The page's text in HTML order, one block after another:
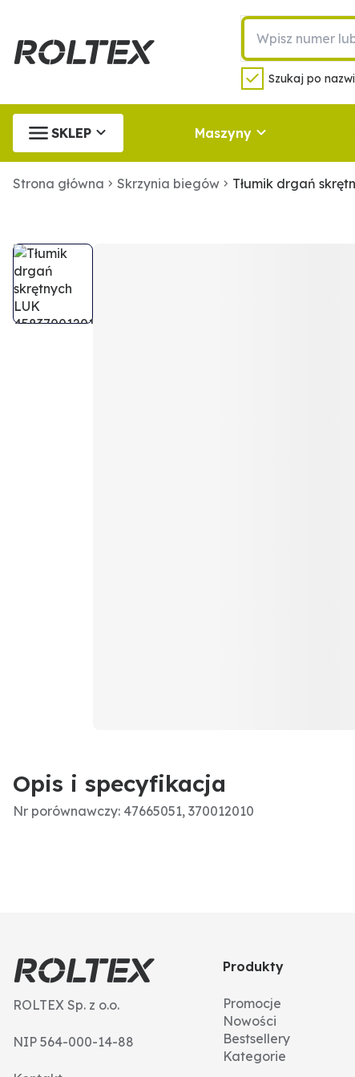
Szukaj po
SKLEP Maszyny
Strona główna Skrzynia biegów Tłumik drgań
Opis i specyfikacja
Nr porównawczy: 47665051, 370012010
ROLTEX Sp. z o.o.
NIP 564-000-14-88
Produkty
Promocje
Nowości
Bestsellery
Kategorie